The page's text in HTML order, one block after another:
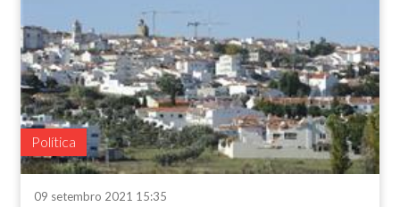
Política
09 setembro 2021 15:35